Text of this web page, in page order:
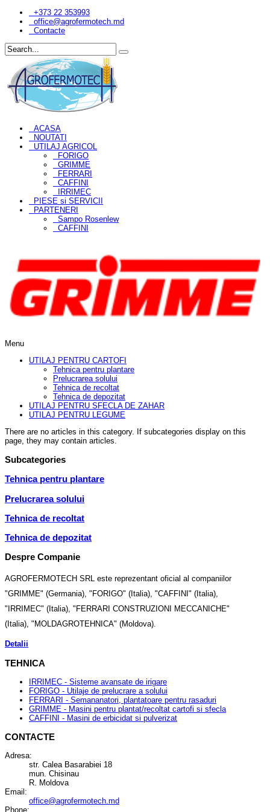
+373 22 353993
office@agrofermotech.md
Contacte
ACASA
NOUTATI
UTILAJ AGRICOL
FORIGO
GRIMME
FERRARI
CAFFINI
IRRIMEC
PIESE si SERVICII
PARTENERI
Sampo Rosenlew
CAFFINI
Menu
UTILAJ PENTRU CARTOFI
Tehnica pentru plantare
Prelucrarea solului
Tehnica de recoltat
Tehnica de depozitat
UTILAJ PENTRU SFECLA DE ZAHAR
UTILAJ PENTRU LEGUME
There are no articles in this category. If subcategories display on this
page, they may contain articles.
Subcategories
Tehnica pentru plantare
Prelucrarea solului
Tehnica de recoltat
Tehnica de depozitat
Despre Companie
AGROFERMOTECH SRL este reprezentant oficial al companiilor
"GRIMME" (Germania), "FORIGO" (Italia), "CAFFINI" (Italia),
"IRRIMEC" (Italia), "FERRARI CONSTRUZIONI MECCANICHE"
(Italia), "MOLDAGROTEHNICA" (Moldova).
Detalii
TEHNICA
IRRIMEC - Sisteme avansate de irigare
FORIGO - Utilaje de prelucrare a solului
FERRARI - Semananatori, plantatoare pentru rasaduri
GRIMME - Masini pentru plantat/recoltat cartofi si sfecla
CAFFINI - Masini de erbicidat si pulverizat
CONTACTE
Adresa:
str. Calea Basarabiei 18
mun. Chisinau
R. Moldova
Email:
office@agrofermotech.md
Phone: